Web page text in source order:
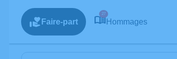
Faire-part
27
Hommages